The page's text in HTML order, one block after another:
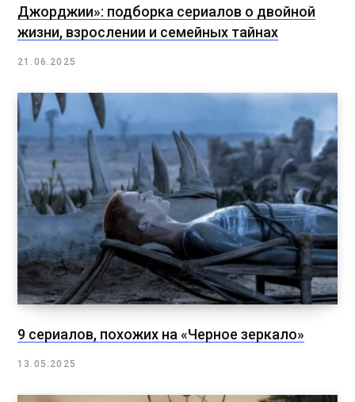
Джорджии»: подборка сериалов о двойной
жизни, взрослении и семейных тайнах
21.06.2025
9 сериалов, похожих на «Черное зеркало»
13.05.2025